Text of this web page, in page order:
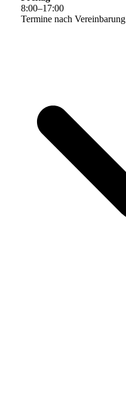
8:00–17:00
Termine nach Vereinbarung